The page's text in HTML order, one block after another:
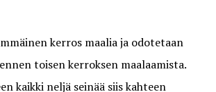
kerros maalia ja odotetaan
toisen kerroksen maalaamista.
kaikki neljä seinää siis kahteen